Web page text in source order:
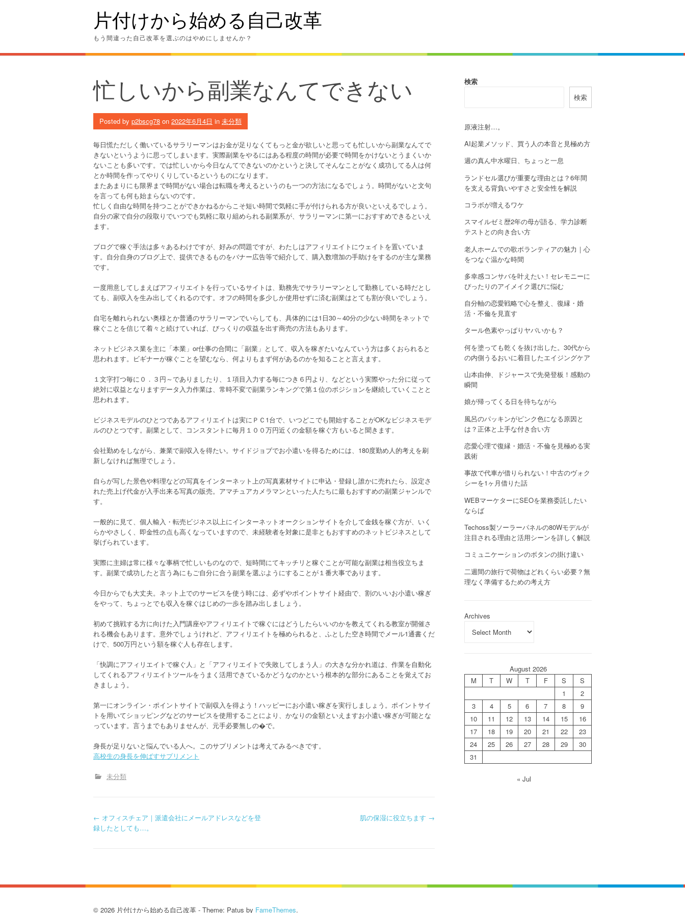
片付けから始める自己改革
もう間違った自己改革を選ぶのはやめにしませんか？
忙しいから副業なんてできない
Posted by p2bscg78 on 2022年6月4日 in 未分類
毎日慌ただしく働いているサラリーマンはお金が足りなくてもっと金が欲しいと思っても忙しいから副業なんてで
きないというように思ってしまいます。実際副業をやるにはある程度の時間が必要で時間をかけないとうまくいか
ないことも多いです。では忙しいから今日なんてできないのかというと決してそんなことがなく成功してる人は何
とか時間を作ってやりくりしているというものになります。
またあまりにも限界まで時間がない場合は転職を考えるというのも一つの方法になるでしょう。時間がないと文句
を言っても何も始まらないのです。
忙しく自由な時間を持つことができかねるからこそ短い時間で気軽に手が付けられる方が良いといえるでしょう。
自分の家で自分の段取りでいつでも気軽に取り組められる副業系が、サラリーマンに第一におすすめできるといえ
ます。
ブログで稼ぐ手法は多々あるわけですが、好みの問題ですが、わたしはアフィリエイトにウェイトを置いていま
す。自分自身のブログ上で、提供できるものをバナー広告等で紹介して、購入数増加の手助けをするのが主な業務
です。
一度用意してしまえばアフィリエイトを行っているサイトは、勤務先でサラリーマンとして勤務している時だとし
ても、副収入を生み出してくれるのです。オフの時間を多少しか使用せずに済む副業はとても割が良いでしょう。
自宅を離れられない奥様とか普通のサラリーマンでいらしても、具体的には1日30～40分の少ない時間をネットで
稼ぐことを信じて着々と続けていれば、びっくりの収益を出す商売の方法もあります。
ネットビジネス業を主に「本業」or仕事の合間に「副業」として、収入を稼ぎたいなんていう方は多くおられると
思われます。ビギナーが稼ぐことを望むなら、何よりもまず何があるのかを知ることと言えます。
１文字打つ毎に０．３円～でありましたり、１項目入力する毎につき６円より、などという実際やった分に従って
絶対に収益となりますデータ入力作業は、常時不変で副業ランキングで第１位のポジションを継続していくことと
思われます。
ビジネスモデルのひとつであるアフィリエイトは実にＰＣ1台で、いつどこでも開始することがOKなビジネスモデ
ルのひとつです。副業として、コンスタントに毎月１００万円近くの金額を稼ぐ方もいると聞きます。
会社勤めをしながら、兼業で副収入を得たい。サイドジョブでお小遣いを得るためには、180度勤め人的考えを刷
新しなければ無理でしょう。
自らが写した景色や料理などの写真をインターネット上の写真素材サイトに申込・登録し誰かに売れたら、設定さ
れた売上げ代金が入手出来る写真の販売。アマチュアカメラマンといった人たちに最もおすすめの副業ジャンルで
す。
一般的に見て、個人輸入・転売ビジネス以上にインターネットオークションサイトを介して金銭を稼ぐ方が、いく
らかやさしく、即金性の点も高くなっていますので、未経験者を対象に是非ともおすすめのネットビジネスとして
挙げられています。
実際に主婦は常に様々な事柄で忙しいものなので、短時間にてキッチリと稼ぐことが可能な副業は相当役立ちま
す。副業で成功したと言う為にもご自分に合う副業を選ぶようにすることが１番大事であります。
今日からでも大丈夫。ネット上でのサービスを使う時には、必ずやポイントサイト経由で、割のいいお小遣い稼ぎ
をやって、ちょっとでも収入を稼ぐはじめの一歩を踏み出しましょう。
初めて挑戦する方に向けた入門講座やアフィリエイトで稼ぐにはどうしたらいいのかを教えてくれる教室が開催さ
れる機会もあります。意外でしょうけれど、アフィリエイトを極められると、ふとした空き時間でメール1通書くだ
けで、500万円という額を稼ぐ人も存在します。
「快調にアフィリエイトで稼ぐ人」と「アフィリエイトで失敗してしまう人」の大きな分かれ道は、作業を自動化
してくれるアフィリエイトツールをうまく活用できているかどうなのかという根本的な部分にあることを覚えてお
きましょう。
第一にオンライン・ポイントサイトで副収入を得よう！ハッピーにお小遣い稼ぎを実行しましょう。ポイントサイ
トを用いてショッピングなどのサービスを使用することにより、かなりの金額といえますお小遣い稼ぎが可能とな
っています。言うまでもありませんが、元手必要無しの�で。
身長が足りないと悩んでいる人へ。このサプリメントは考えてみるべきです。
高校生の身長を伸ばすサプリメント
未分類
P
t
n
← オフィスチェア｜派遣会社にメールアドレスなどを登
録したとしても…。
肌の保湿に役立ちます →
検索
検索
原液注射…。
AI起業メソッド、買う人の本音と見極め方
週の真ん中水曜日、ちょっと一息
ランドセル選びが重要な理由とは？6年間
を支える背負いやすさと安全性を解説
コラボが増えるワケ
スマイルゼミ歴2年の母が語る、学力診断
テストとの向き合い方
老人ホームでの歌ボランティアの魅力｜心
をつなぐ温かな時間
多幸感コンサバを叶えたい！セレモニーに
ぴったりのアイメイク選びに悩む
自分軸の恋愛戦略で心を整え、復縁・婚
活・不倫を見直す
タール色素やっぱりヤバいかも？
何を塗っても乾くを抜け出した。30代から
の内側うるおいに着目したエイジングケア
山本由伸、ドジャースで先発登板！感動の
瞬間
娘が帰ってくる日を待ちながら
風呂のパッキンがピンク色になる原因と
は？正体と上手な付き合い方
恋愛心理で復縁・婚活・不倫を見極める実
践術
事故で代車が借りられない！中古のヴォク
シーを1ヶ月借りた話
WEBマーケターにSEOを業務委託したい
ならば
Techoss製ソーラーパネルの80Wモデルが
注目される理由と活用シーンを詳しく解説
コミュニケーションのボタンの掛け違い
二週間の旅行で荷物はどれくらい必要？無
理なく準備するための考え方
Archives
August 2026
M
T W T F S
S
1
2
3
4 5 6 7 8
9
10
11 12 13 14 15
16
17
18 19 20 21 22
23
24
25 26 27 28 29
30
31
« Jul
© 2026 片付けから始める自己改革 - Theme: Patus by FameThemes.